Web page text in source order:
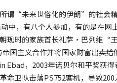
谓“未来世俗化的伊朗”的社会
中，有八个人参加，有的是在网
现时的家族首长礼萨·巴列维“
国主义合作并将国家财富出卖给
Ebad，2003年诺贝尔和平奖获
卫队击落PS752客机，导致